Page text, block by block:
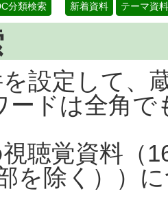
分類検索 新着資料 テーマ資料
設定して、
ードは全角
聴覚資料（
を除く））